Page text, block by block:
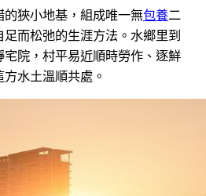
狹小地基，組成唯一無包養二
而松弛的生涯方法。水鄉里到
院，村平易近順時勞作、逐鮮
水土溫順共處。